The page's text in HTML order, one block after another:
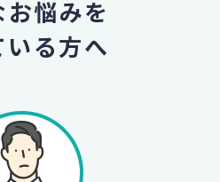
お悩みを
る方へ